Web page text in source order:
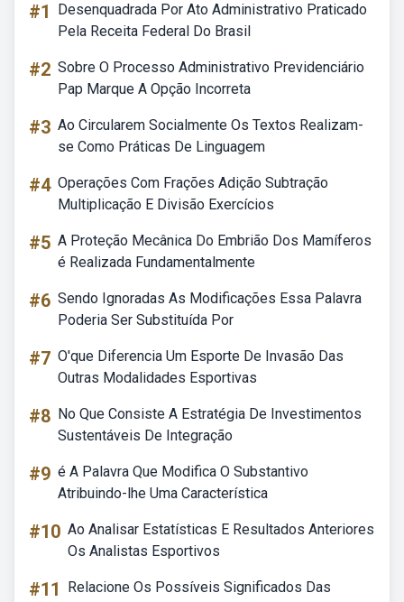
#1
Desenquadrada Por Ato Administrativo Praticado
Pela Receita Federal Do Brasil
#2 Sobre O Processo Administrativo Previdenciário
Pap Marque A Opção Incorreta
#3 Ao Circularem Socialmente Os Textos Realizam-
se Como Práticas De Linguagem
#4 Operações Com Frações Adição Subtração
Multiplicação E Divisão Exercícios
#5 A Proteção Mecânica Do Embrião Dos Mamíferos
é Realizada Fundamentalmente
#6 Sendo Ignoradas As Modificações Essa Palavra
Poderia Ser Substituída Por
#7 O'que Diferencia Um Esporte De Invasão Das
Outras Modalidades Esportivas
#8 No Que Consiste A Estratégia De Investimentos
Sustentáveis De Integração
#9 é A Palavra Que Modifica O Substantivo
Atribuindo-lhe Uma Característica
#10 Ao Analisar Estatísticas E Resultados Anteriores
Os Analistas Esportivos
#11
Relacione Os Possíveis Significados Das